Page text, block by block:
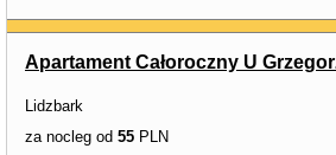
Apartament Całoroczny U
Lidzbark
za nocleg od 55 PLN